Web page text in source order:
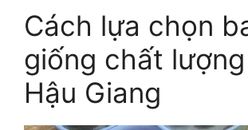
Cách lựa chọn
giống chất
Hậu Giang